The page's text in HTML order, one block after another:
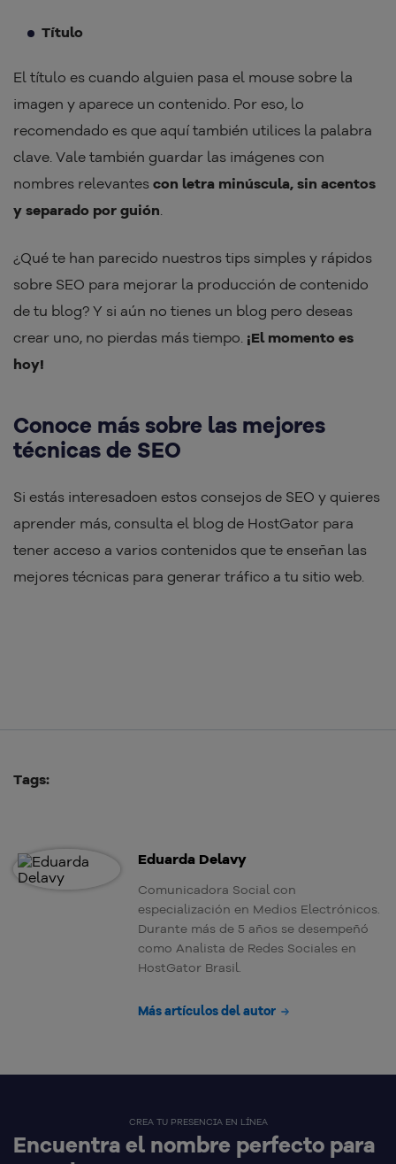
Título
El título es cuando alguien pasa el mouse sobre la
imagen y aparece un contenido. Por eso, lo
recomendado es que aquí también utilices la palabra
clave. Vale también guardar las imágenes con
nombres relevantes con letra minúscula, sin acentos
y separado por guión.
¿Qué te han parecido nuestros tips simples y rápidos
sobre SEO para mejorar la producción de contenido
de tu blog? Y si aún no tienes un blog pero deseas
crear uno, no pierdas más tiempo. ¡El momento es
hoy!
Conoce más sobre las mejores
técnicas de SEO
Si estás interesadoen estos consejos de SEO y quieres
aprender más, consulta el blog de HostGator para
tener acceso a varios contenidos que te enseñan las
mejores técnicas para generar tráfico a tu sitio web.
Tags:
Eduarda Delavy
Comunicadora Social con
especialización en Medios Electrónicos.
Durante más de 5 años se desempeñó
como Analista de Redes Sociales en
HostGator Brasil.
Más artículos del autor
CREA TU PRESENCIA EN LÍNEA
Encuentra el nombre perfecto para